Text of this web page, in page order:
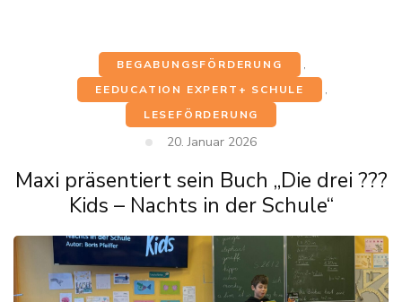
BEGABUNGSFÖRDERUNG
,
EEDUCATION EXPERT+ SCHULE
,
LESEFÖRDERUNG
20. Januar 2026
Maxi präsentiert sein Buch „Die drei ???
Kids – Nachts in der Schule“